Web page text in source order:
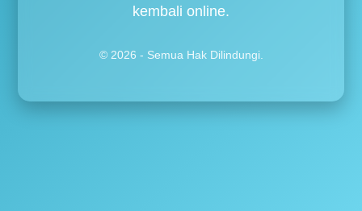
kembali online.
© 2026 - Semua Hak Dilindungi.